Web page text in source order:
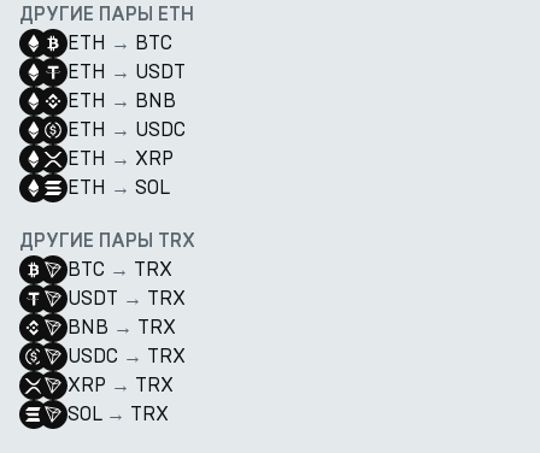
ДРУГИЕ ПАРЫ ETH
ETH → BTC
ETH → USDT
ETH → BNB
ETH → USDC
ETH → XRP
ETH → SOL
ДРУГИЕ ПАРЫ TRX
BTC → TRX
USDT → TRX
BNB → TRX
USDC → TRX
XRP → TRX
SOL → TRX